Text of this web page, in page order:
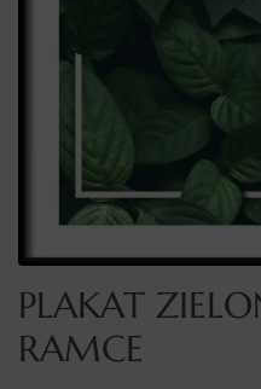
PLAKAT
RAMCE